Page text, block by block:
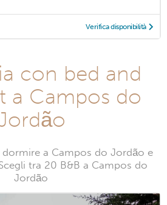
Verifica disponibilità
con bed and
a Campos do
dormire a Campos do Jordão e
tra 20 B&B a Campos do
Jordão